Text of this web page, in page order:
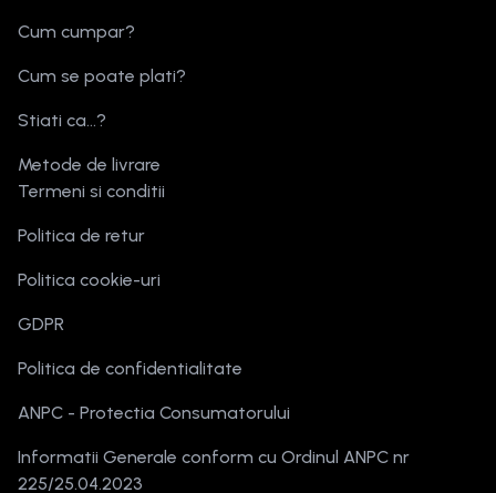
Cum cumpar?
Cum se poate plati?
Stiati ca...?
Metode de livrare
Termeni si conditii
Politica de retur
Politica cookie-uri
GDPR
Politica de confidentialitate
ANPC - Protectia Consumatorului
Informatii Generale conform cu Ordinul ANPC nr
225/25.04.2023